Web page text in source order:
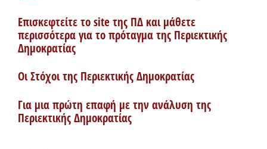
Επισκεφτείτε το site της ΠΔ και μάθετε
περισσότερα για το πρόταγμα της Περιεκτικής
Δημοκρατίας
Οι Στόχοι της Περιεκτικής Δημοκρατίας
Για μια πρώτη επαφή με την ανάλυση της
Περιεκτικής Δημοκρατίας